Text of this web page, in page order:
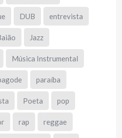
DUB entrevista
Jazz
Música Instrumental
paraíba
Poeta pop
rap reggae